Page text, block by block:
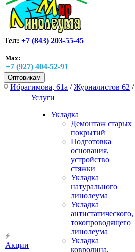
Тел: +7 (843) 203-55-45
Max:
+7 (927) 404-52-91
Оптовикам
Ибрагимова, 61а /Журналистов 62 /
Акции
Услуги
Укладка
Демонтаж старых
покрытий
Подготовка
основания,
устройство
стяжки
Укладка
натурального
линолеума
Укладка
антистатического,
токопроводящего
линолеума
Укладка
ковролина,